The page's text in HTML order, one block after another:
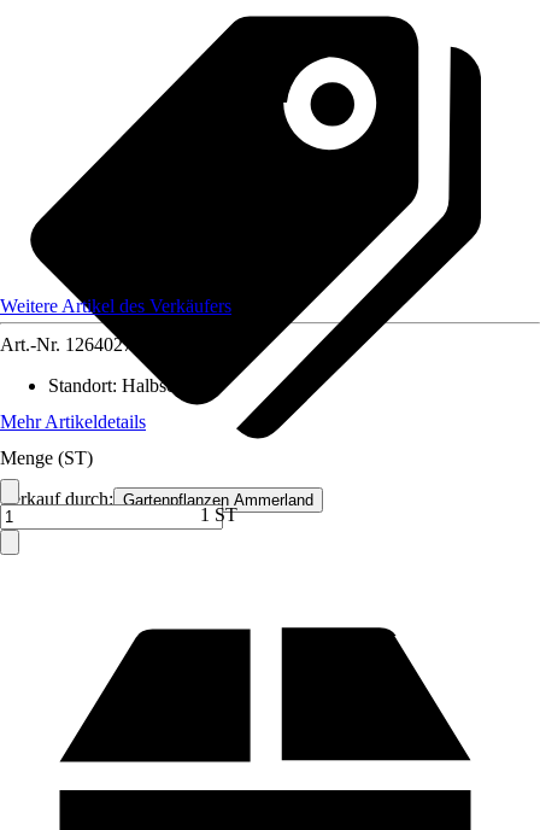
Verkauf durch: Gartenpflanzen Ammerland
Weitere Artikel des Verkäufers
Art.-Nr. 12640271
Standort: Halbschatten
Mehr Artikeldetails
Menge (ST)
1 ST